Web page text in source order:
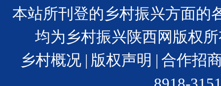
本站所刊登的乡村振兴方面的
均为乡村振兴陕西网版权
乡村概况
版权声明 |合作招